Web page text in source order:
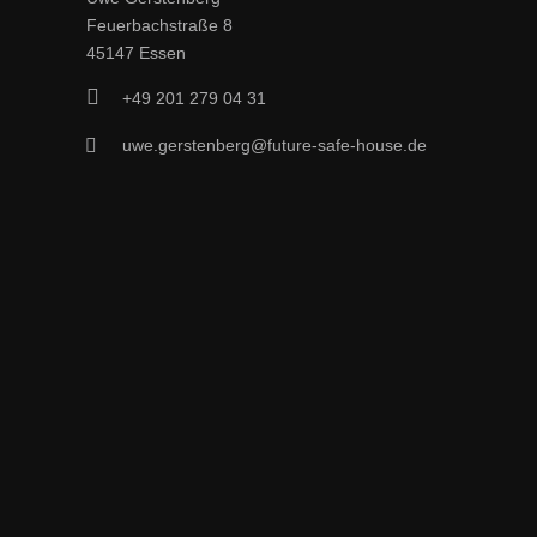
Feuerbachstraße 8
45147 Essen
+49 201 279 04 31
uwe.gerstenberg@future-safe-house.de